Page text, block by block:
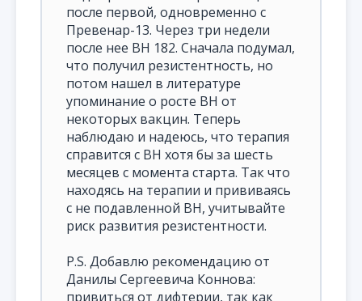
после первой, одновременно с
Превенар-13. Через три недели
после нее ВН 182. Сначала подумал,
что получил резистентность, но
потом нашел в литературе
упоминание о росте ВН от
некоторых вакцин. Теперь
наблюдаю и надеюсь, что терапия
справится с ВН хотя бы за шесть
месяцев с момента старта. Так что
находясь на терапии и прививаясь
с не подавленной ВН, учитывайте
риск развития резистентности.
P.S. Добавлю рекомендацию от
Данилы Сергеевича Коннова:
привиться от дифтерии, так как